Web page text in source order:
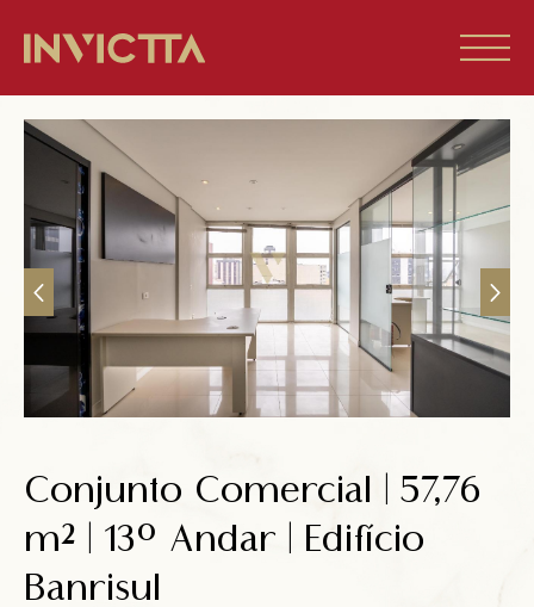
Home
Imóveis à venda
Empreendimentos
Blog
Sobre nós
Anuncie
Conjunto Comercial | 57,76
m² | 13º Andar | Edifício
Banrisul